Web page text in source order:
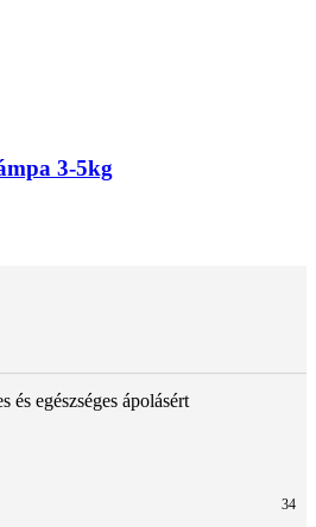
3-5kg
és egészséges ápolásért
34